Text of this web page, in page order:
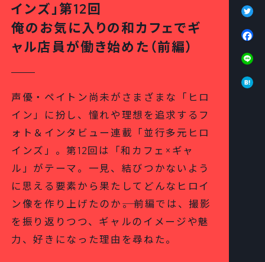
インズ」第12回
俺のお気に入りの和カフェでギ
ャル店員が働き始めた（前編）
声優・ペイトン尚未がさまざまな「ヒロ
イン」に扮し、憧れや理想を追求するフ
ォト＆インタビュー連載「並行多元ヒロ
インズ」。第12回は「和カフェ×ギャ
ル」がテーマ。一見、結びつかないよう
に思える要素から果たしてどんなヒロイ
ン像を作り上げたのか――。前編では、撮影
を振り返りつつ、ギャルのイメージや魅
力、好きになった理由を尋ねた。